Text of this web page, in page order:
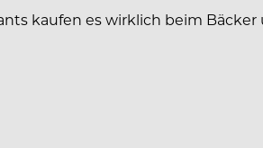
kaufen es wirklich beim Bäcker